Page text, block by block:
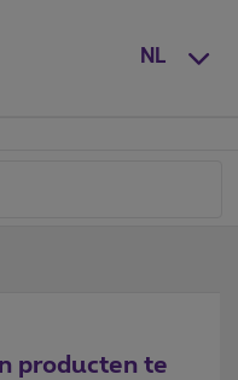
NL
producten te